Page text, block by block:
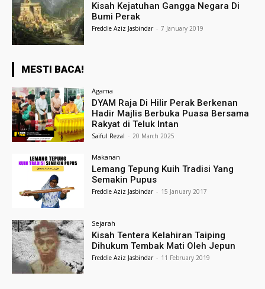
Kisah Kejatuhan Gangga Negara Di
Bumi Perak
Freddie Aziz Jasbindar - 7 January 2019
MESTI BACA!
Agama
DYAM Raja Di Hilir Perak Berkenan
Hadir Majlis Berbuka Puasa Bersama
Rakyat di Teluk Intan
Saiful Rezal - 20 March 2025
Makanan
Lemang Tepung Kuih Tradisi Yang
Semakin Pupus
Freddie Aziz Jasbindar - 15 January 2017
Sejarah
Kisah Tentera Kelahiran Taiping
Dihukum Tembak Mati Oleh Jepun
Freddie Aziz Jasbindar - 11 February 2019